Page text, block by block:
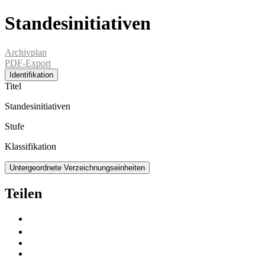
Standesinitiativen
Archivplan
PDF-Export
Identifikation
Titel
Standesinitiativen
Stufe
Klassifikation
Untergeordnete Verzeichnungseinheiten
Teilen